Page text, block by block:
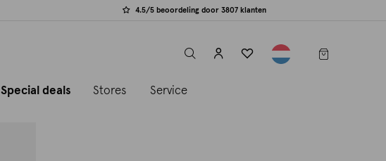
4.5/5 beoordeling door 3807 klanten
label.header.toggle
Special deals Stores Service